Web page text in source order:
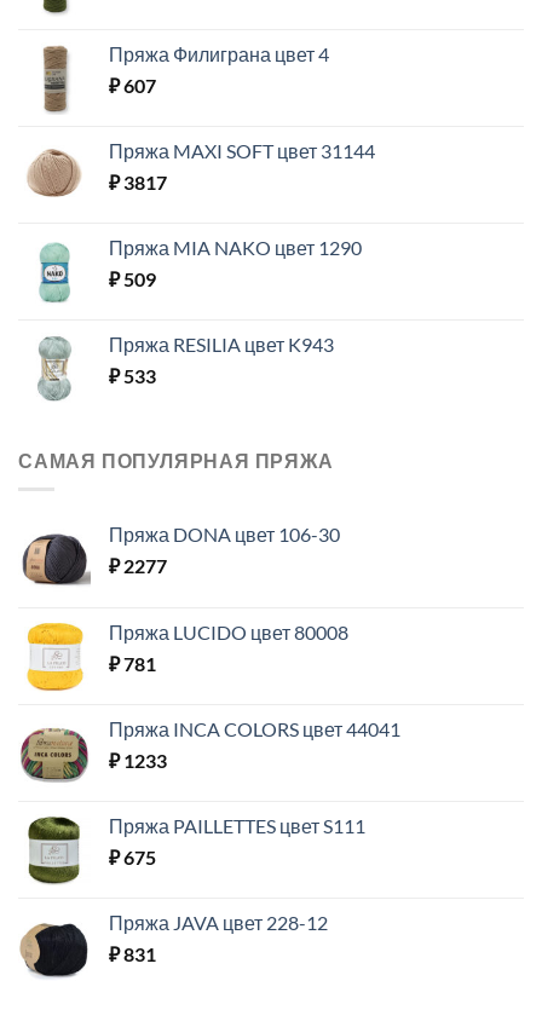
Пряжа Филиграна цвет 4
₽607
Пряжа MAXI SOFT цвет 31144
₽3817
Пряжа MIA NAKO цвет 1290
₽509
Пряжа RESILIA цвет K943
₽533
САМАЯ ПОПУЛЯРНАЯ ПРЯЖА
Пряжа DONA цвет 106-30
₽2277
Пряжа LUCIDO цвет 80008
₽781
Пряжа INCA COLORS цвет 44041
₽1233
Пряжа PAILLETTES цвет S111
₽675
Пряжа JAVA цвет 228-12
₽831